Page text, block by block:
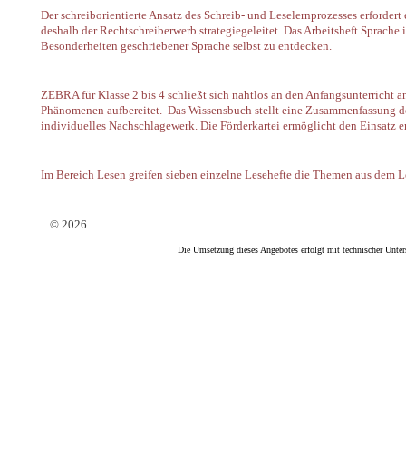
Der schreiborientierte Ansatz des Schreib- und Leselernprozesses
deshalb der Rechtschreiberwerb strategiegeleitet. Das Arbeitsheft
Besonderheiten geschriebener Sprache selbst zu entdecken.
ZEBRA für Klasse 2 bis 4 schließt sich nahtlos an den
Phänomenen aufbereitet. Das Wissensbuch stellt eine Zusammenfassung
individuelles Nachschlagewerk. Die Förderkartei ermöglicht den Einsatz
Im Bereich Lesen greifen sieben einzelne Lesehefte die Themen aus
© 2026
Die Umsetzung dieses Angebotes erfolgt mit technischer